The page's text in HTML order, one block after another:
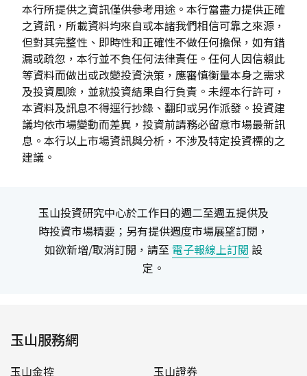
本行所提供之資訊僅供參考用途。本行當盡力提供正確
之資訊，所載資料均來自或本諸我們相信可靠之來源，
但對其完整性、即時性和正確性不做任何擔保，如有錯
漏或疏忽，本行並不負任何法律責任。任何人因信賴此
等資料而做出或改變投資決策，應審慎衡量本身之需求
及投資風險，並就投資結果自行負責。未經本行許可，
本資料及訊息不得逕行抄錄、翻印或另作派發。投資建
議均依市場變動而差異，投資前請務必留意市場最新訊
息。本行以上市場資訊與分析，不涉及特定投資標的之
建議。
玉山投資研究中心於工作日的週二至週五提供及
時投資市場精要；另有提供週度市場展望訂閱，
如欲新增/取消訂閱，請至 電子報線上訂閱 設
定。
玉山服務網
玉山金控
玉山證券